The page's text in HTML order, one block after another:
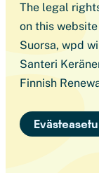
The legal
on this
Suorsa, wpd
Santeri
Finnish